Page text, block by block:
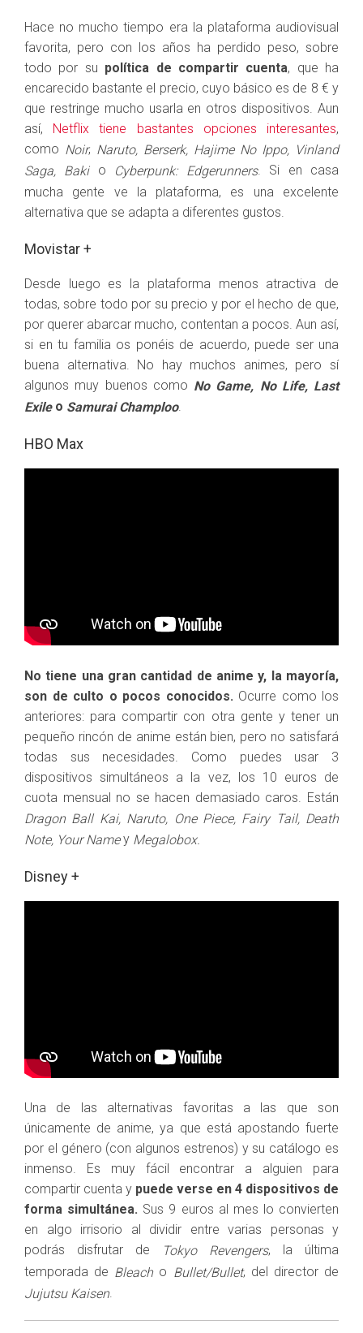
Hace no mucho tiempo era la plataforma audiovisual
favorita, pero con los años ha perdido peso, sobre
todo por su política de compartir cuenta, que ha
encarecido bastante el precio, cuyo básico es de 8 € y
que restringe mucho usarla en otros dispositivos. Aun
así, Netflix tiene bastantes opciones interesantes,
como Noir, Naruto, Berserk, Hajime No Ippo, Vinland
Saga, Bakio Cyberpunk: Edgerunners. Si en casa
mucha gente ve la plataforma, es una excelente
alternativa que se adapta a diferentes gustos.
Movistar +
Desde luego es la plataforma menos atractiva de
todas, sobre todo por su precio y por el hecho de que,
por querer abarcar mucho, contentan a pocos. Aun así,
si en tu familia os ponéis de acuerdo, puede ser una
buena alternativa. No hay muchos animes, pero sí
algunos muy buenos como No Game, No Life, Last
Exileo Samurai Champloo.
HBO Max
No tiene una gran cantidad de anime y, la mayoría,
son de culto o pocos conocidos. Ocurre como los
anteriores: para compartir con otra gente y tener un
pequeño rincón de anime están bien, pero no satisfará
todas sus necesidades. Como puedes usar 3
dispositivos simultáneos a la vez, los 10 euros de
cuota mensual no se hacen demasiado caros. Están
Dragon Ball Kai, Naruto, One Piece, Fairy Tail, Death
Note, Your Namey Megalobox.
Disney +
Una de las alternativas favoritas a las que son
únicamente de anime, ya que está apostando fuerte
por el género (con algunos estrenos) y su catálogo es
inmenso. Es muy fácil encontrar a alguien para
compartir cuenta y puede verse en 4 dispositivos de
forma simultánea. Sus 9 euros al mes lo convierten
en algo irrisorio al dividir entre varias personas y
podrás disfrutar de
Tokyo Revengers, la última
temporada de Bleacho Bullet/Bullet, del director de
Jujutsu Kaisen.